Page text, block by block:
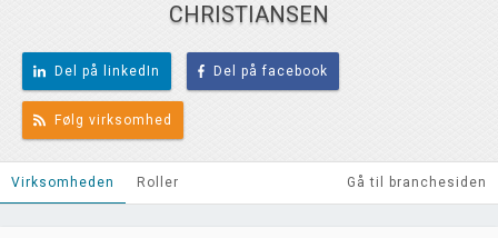
CHRISTIANSEN
Del på linkedIn Del på facebook
Følg virksomhed
Virksomheden Roller Gå til branchesiden